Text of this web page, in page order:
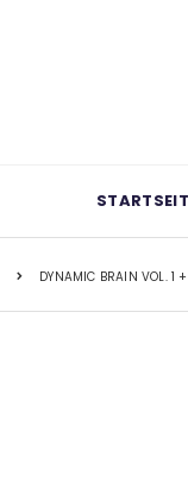
DYNAMIC BRAIN VOL. 1